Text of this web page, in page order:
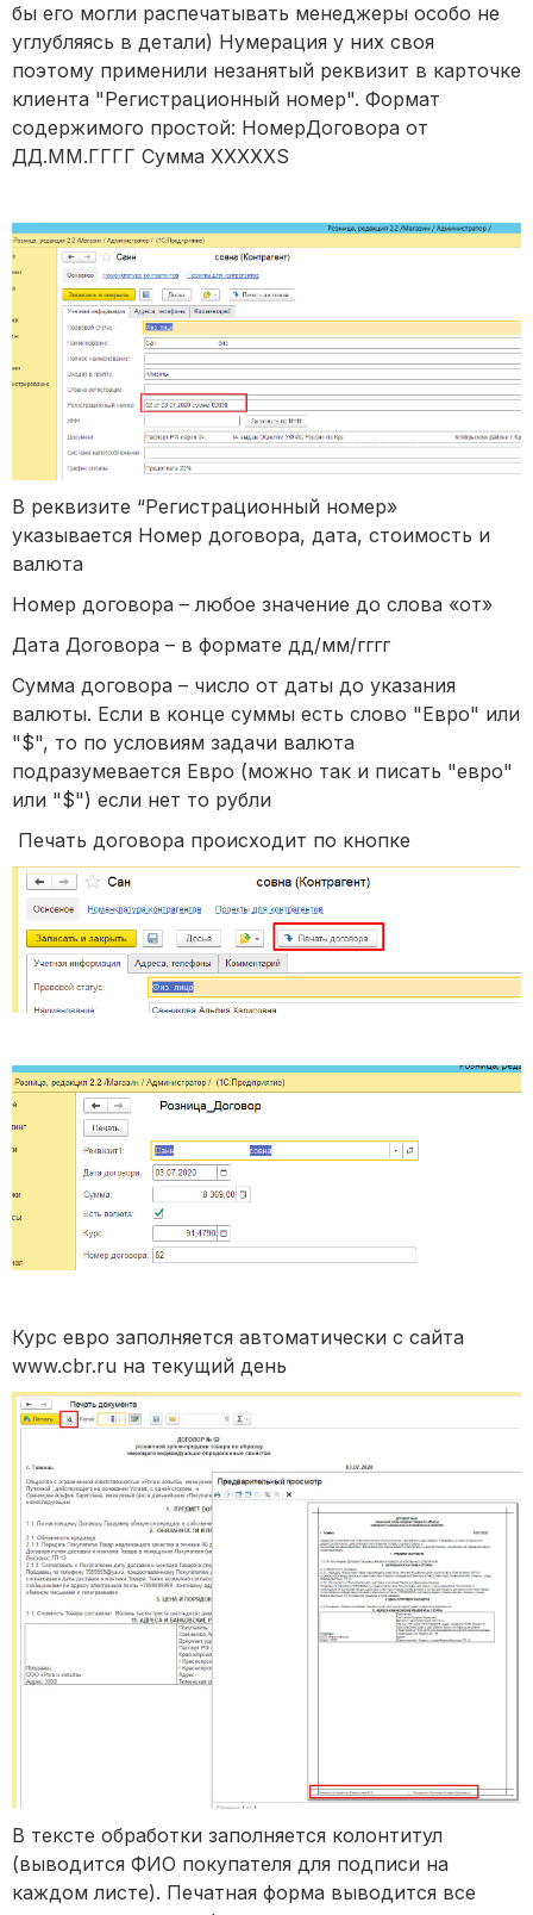
бы его могли распечатывать менеджеры особо не
углубляясь в детали) Нумерация у них своя
поэтому применили незанятый реквизит в карточке
клиента "Регистрационный номер". Формат
содержимого простой: НомерДоговора от
ДД.ММ.ГГГГ Сумма XXXXXS
В реквизите “Регистрационный номер»
указывается Номер договора, дата, стоимость и
валюта
Номер договора – любое значение до слова «от»
Дата Договора – в формате дд/мм/гггг
Сумма договора – число от даты до указания
валюты. Если в конце суммы есть слово "Евро" или
"$", то по условиям задачи валюта
подразумевается Евро (можно так и писать "евро"
или "$") если нет то рубли
Печать договора происходит по кнопке
Курс евро заполняется автоматически с сайта
www.cbr.ru на текущий день
В тексте обработки заполняется колонтитул
(выводится ФИО покупателя для подписи на
каждом листе). Печатная форма выводится все